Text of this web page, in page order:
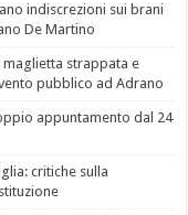
indiscrezioni sui brani
De Martino
strappata e
pubblico ad Adrano
appuntamento dal 24
critiche sulla